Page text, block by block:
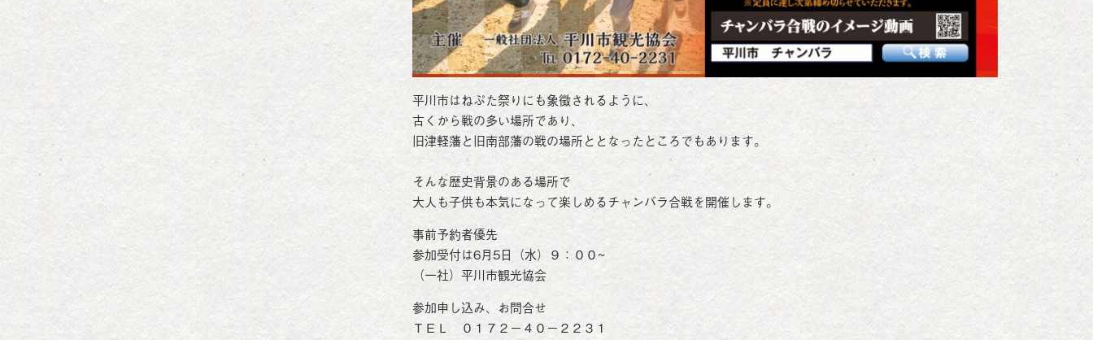
平川市はねぷた祭りにも象徴されるように、
古くから戦の多い場所であり、
旧津軽藩と旧南部藩の戦の場所ととなったところでもあります。
そんな歴史背景のある場所で
大人も子供も本気になって楽しめるチャンバラ合戦を開催します。
事前予約者優先
参加受付は6月5日（水）９：００~
（一社）平川市観光協会
参加申し込み、お問合せ
ＴＥＬ ０１７２－４０－２２３１